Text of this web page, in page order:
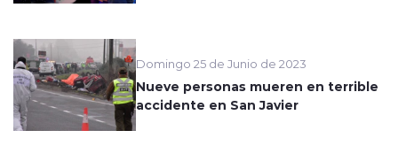
Domingo 25 de Junio de 2023
Nueve personas mueren en terrible
accidente en San Javier